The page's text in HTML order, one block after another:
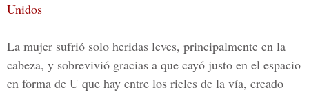
Unidos
La mujer sufrió solo heridas leves, principalmente en la
cabeza, y sobrevivió gracias a que cayó justo en el espacio
en forma de U que hay entre los rieles de la vía, creado